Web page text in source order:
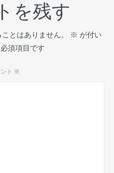
を残す
とはありません。 ※ が付い
須項目です
ト ※